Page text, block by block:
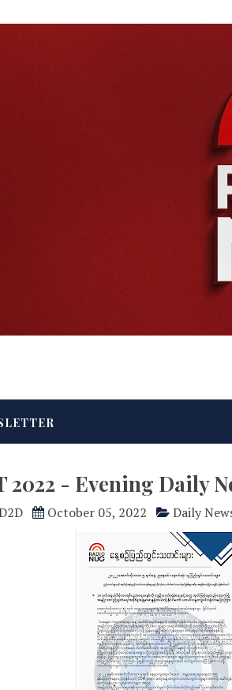
2022 - Evening Daily
October 05, 2022 Daily